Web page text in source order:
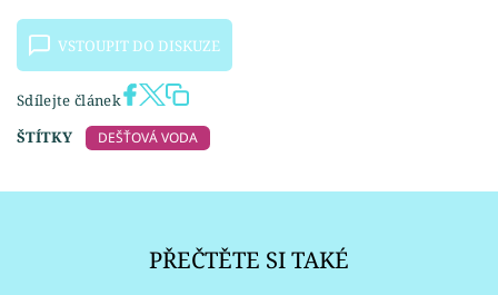
VSTOUPIT DO DISKUZE
Sdílejte článek
ŠTÍTKY
DEŠŤOVÁ VODA
PŘEČTĚTE SI TAKÉ